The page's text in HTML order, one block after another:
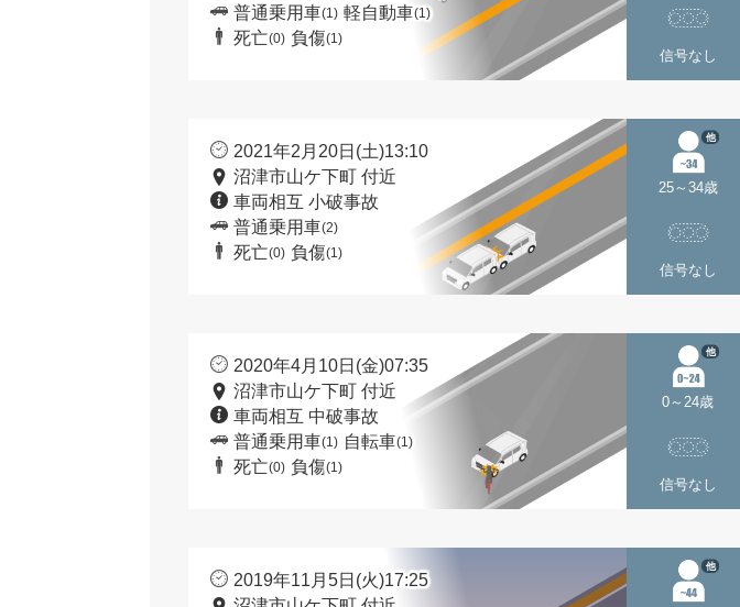
普通乗用車(1) 軽自動車(1)
死亡(0) 負傷(1)
信号なし
2021年2月20日(土)13:10
沼津市山ケ下町 付近
車両相互 小破事故
普通乗用車(2)
死亡(0) 負傷(1)
25～34歳
他
信号なし
2020年4月10日(金)07:35
沼津市山ケ下町 付近
車両相互 中破事故
普通乗用車(1) 自転車(1)
死亡(0) 負傷(1)
0～24歳
他
信号なし
2019年11月5日(火)17:25
他